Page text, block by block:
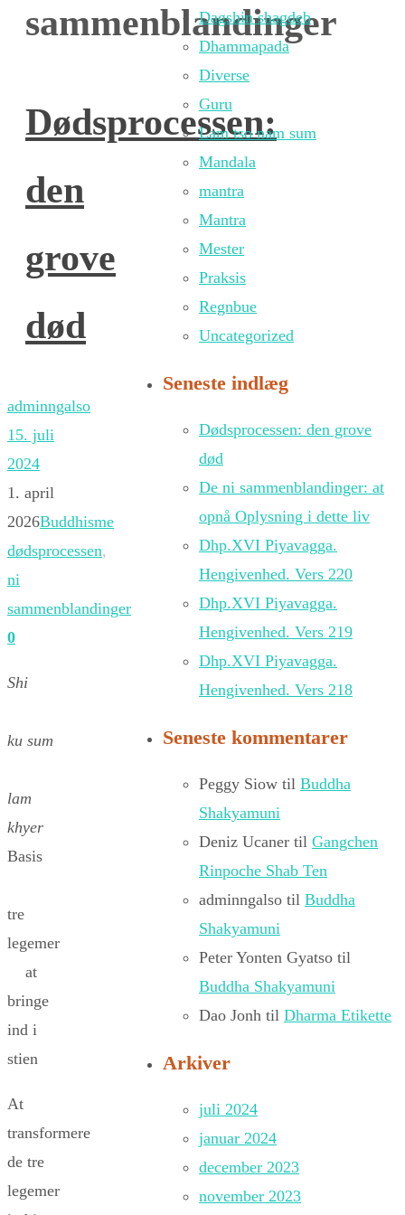
sammenblandinger
Dødsprocessen:
den
grove
død
adminngalso
15. juli
2024
1. april
2026Buddhisme
dødsprocessen,
ni
sammenblandinger
0
Shi
ku sum
lam
khyer
Basis
tre
legemer
at
bringe
ind i
stien
At
transformere
de tre
legemer
Dagshin shagdeb
Dhammapada
Diverse
Guru
Lam tso nam sum
Mandala
mantra
Mantra
Mester
Praksis
Regnbue
Uncategorized
Seneste indlæg
Dødsprocessen: den grove
død
De ni sammenblandinger: at
opnå Oplysning i dette liv
Dhp.XVI Piyavagga.
Hengivenhed. Vers 220
Dhp.XVI Piyavagga.
Hengivenhed. Vers 219
Dhp.XVI Piyavagga.
Hengivenhed. Vers 218
Seneste kommentarer
Peggy Siow til Buddha
Shakyamuni
Deniz Ucaner til Gangchen
Rinpoche Shab Ten
adminngalso til Buddha
Shakyamuni
Peter Yonten Gyatso til
Buddha Shakyamuni
Dao Jonh til Dharma Etikette
Arkiver
juli 2024
januar 2024
december 2023
november 2023